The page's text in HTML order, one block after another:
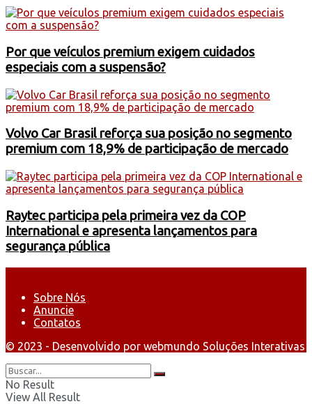
Por que veículos premium exigem cuidados
especiais com a suspensão?
Volvo Car Brasil reforça sua posição no segmento
premium com 18,9% de participação de mercado
Raytec participa pela primeira vez da COP
International e apresenta lançamentos para
segurança pública
Sobre Nós
Anuncie
Contatos
© 2023 - Desenvolvido por webmundo Soluções Interativas
No Result
View All Result